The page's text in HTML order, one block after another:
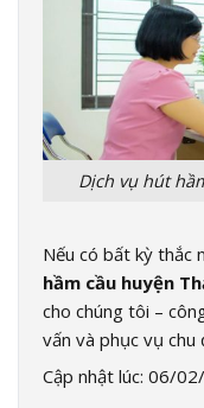
Dịch vụ hút
Nếu có bất kỳ thắc
hầm cầu huyện
cho chúng tôi –
vấn và phục vụ chu
Cập nhật lúc: 06/